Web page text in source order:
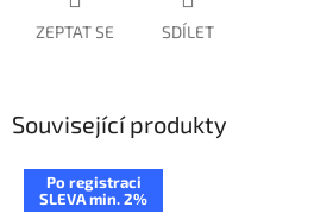
ZEPTAT SE SDÍLET
Související produkty
Po registraci
SLEVA min. 2%